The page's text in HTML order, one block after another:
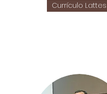
Currículo Lattes